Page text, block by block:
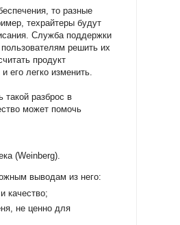
то разные
техрайтеры будут
Служба поддержки
решить их
продукт
его легко изменить.
такой разброс в
может помочь
(Weinberg).
выводам из него:
качество;
не ценно для